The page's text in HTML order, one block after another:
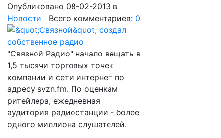
Опубликовано 08-02-2013 в
Новости Всего комментариев: 0
"Связной Радио" начало вещать в
1,5 тысячи торговых точек
компании и сети интернет по
адресу svzn.fm. По оценкам
ритейлера, ежедневная
аудитория радиостанции - более
одного миллиона слушателей.